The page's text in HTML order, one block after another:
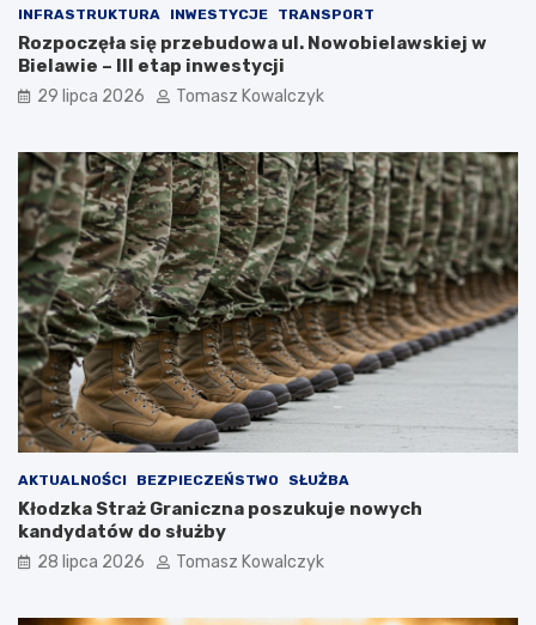
INFRASTRUKTURA INWESTYCJE TRANSPORT
Rozpoczęła się przebudowa ul. Nowobielawskiej w
Bielawie – III etap inwestycji
29 lipca 2026 Tomasz Kowalczyk
AKTUALNOŚCI BEZPIECZEŃSTWO SŁUŻBA
Kłodzka Straż Graniczna poszukuje nowych
kandydatów do służby
28 lipca 2026 Tomasz Kowalczyk